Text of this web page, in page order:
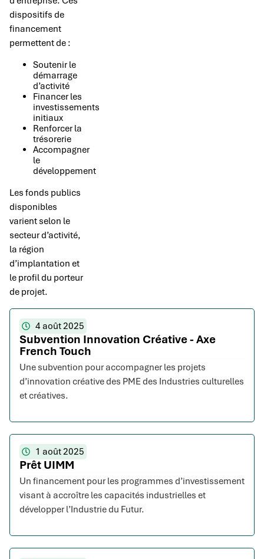
dispositifs de
financement
permettent de :
Soutenir le
démarrage
d’activité
Financer les
investissements
initiaux
Renforcer la
trésorerie
Accompagner
le
développement
Les fonds publics
disponibles
varient selon le
secteur d’activité,
la région
d’implantation et
le profil du porteur
de projet.
4 août 2025
Subvention Innovation Créative - Axe
French Touch
Une subvention pour accompagner les projets
d’innovation créative des PME des Industries culturelles
et créatives.
1 août 2025
Prêt UIMM
Un financement pour les programmes d’investissement
visant à accroître les capacités industrielles et
développer l’Industrie du Futur.